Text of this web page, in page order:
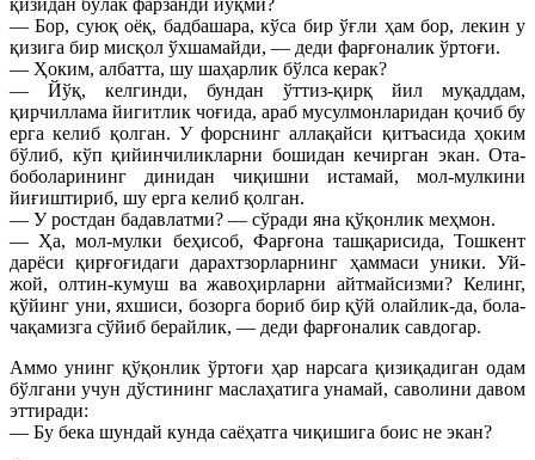
— Бор, суюқ оёқ, бадбашара, кўса бир ўғли ҳам бор, лекин у
қизига бир мисқол ўхшамайди, — деди фарғоналик ўртоғи.
— Ҳоким, албатта, шу шаҳарлик бўлса керак?
— Йўқ, келгинди, бундан ўттиз-қирқ йил муқаддам,
қирчиллама йигитлик чоғида, араб мусулмонларидан қочиб бу
ерга келиб қолган. У форснинг аллақайси қитъасида ҳоким
бўлиб, кўп қийинчиликларни бошидан кечирган экан. Ота-
боболарининг динидан чиқишни истамай, мол-мулкини
йиғиштириб, шу ерга келиб қолган.
— У ростдан бадавлатми? — сўради яна қўқонлик меҳмон.
— Ҳа, мол-мулки беҳисоб, Фарғона ташқарисида, Тошкент
дарёси қирғоғидаги дарахтзорларнинг ҳаммаси уники. Уй-
жой, олтин-кумуш ва жавоҳирларни айтмайсизми? Келинг,
қўйинг уни, яхшиси, бозорга бориб бир қўй олайлик-да, бола-
чақамизга сўйиб берайлик, — деди фарғоналик савдогар.
Аммо унинг қўқонлик ўртоғи ҳар нарсага қизиқадиган одам
бўлгани учун дўстининг маслаҳатига унамай, саволини давом
эттиради:
— Бу бека шундай кунда саёҳатга чиқишига боис не экан?